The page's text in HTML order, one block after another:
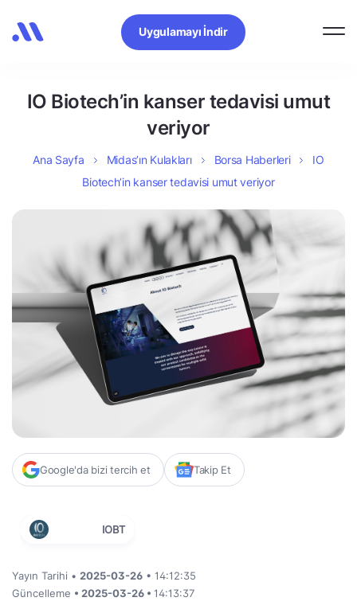
Uygulamayı İndir
IO Biotech’in kanser tedavisi umut
veriyor
Ana Sayfa Midas’ın Kulakları Borsa Haberleri
IO
Biotech’in kanser tedavisi umut veriyor
Google'da bizi tercih et Takip Et
IOBT
Yayın Tarihi • 2025-03-26 • 14:12:35
Güncelleme • 2025-03-26 • 14:13:37